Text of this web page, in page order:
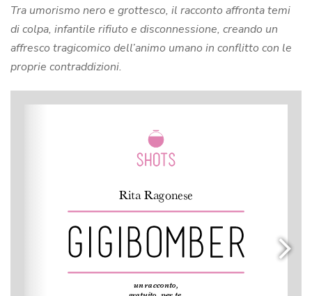
Tra umorismo nero e grottesco, il racconto affronta temi
di colpa, infantile rifiuto e disconnessione, creando un
affresco tragicomico dell’animo umano in conflitto con le
proprie contraddizioni.